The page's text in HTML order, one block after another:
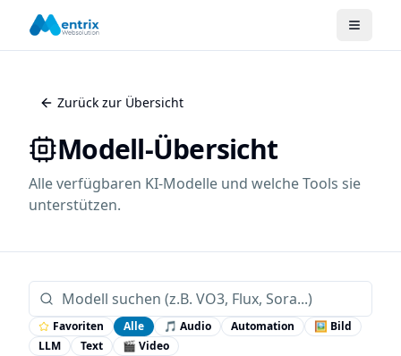
Zurück zur Übersicht
Modell-Übersicht
Alle verfügbaren KI-Modelle und welche Tools sie
unterstützen.
Favoriten Alle 🎵 Audio Automation 🖼️ Bild
LLM
Text 🎬 Video